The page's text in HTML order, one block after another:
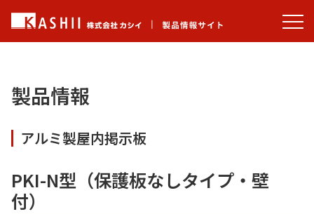
製品情報
アルミ製屋内掲示板
PKI-N型（保護板なしタイプ・壁
付）